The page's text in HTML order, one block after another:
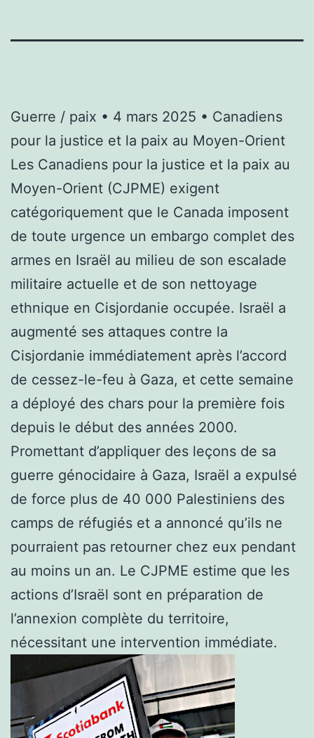
Guerre / paix • 4 mars 2025 • Canadiens
pour la justice et la paix au Moyen-Orient
Les Canadiens pour la justice et la paix au
Moyen-Orient (CJPME) exigent
catégoriquement que le Canada imposent
de toute urgence un embargo complet des
armes en Israël au milieu de son escalade
militaire actuelle et de son nettoyage
ethnique en Cisjordanie occupée. Israël a
augmenté ses attaques contre la
Cisjordanie immédiatement après l’accord
de cessez-le-feu à Gaza, et cette semaine
a déployé des chars pour la première fois
depuis le début des années 2000.
Promettant d’appliquer des leçons de sa
guerre génocidaire à Gaza, Israël a expulsé
de force plus de 40 000 Palestiniens des
camps de réfugiés et a annoncé qu’ils ne
pourraient pas retourner chez eux pendant
au moins un an. Le CJPME estime que les
actions d’Israël sont en préparation de
l’annexion complète du territoire,
nécessitant une intervention immédiate.